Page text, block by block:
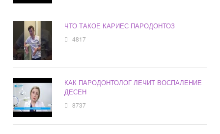
ЧТО ТАКОЕ КАРИЕС ПАРОДОНТОЗ
4817
КАК ПАРОДОНТОЛОГ ЛЕЧИТ ВОСПАЛЕНИЕ
ДЕСЕН
8737